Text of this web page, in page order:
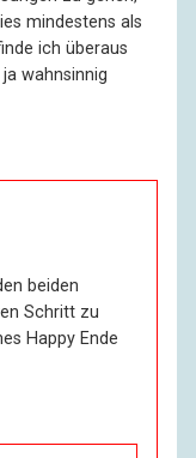
mindestens als
ich überaus
wahnsinnig
beiden
Schritt zu
Happy Ende